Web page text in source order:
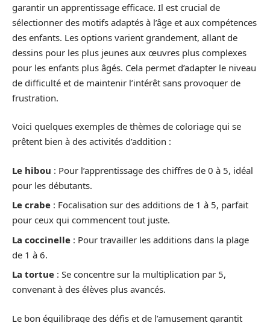
garantir un apprentissage efficace. Il est crucial de
sélectionner des motifs adaptés à l’âge et aux compétences
des enfants. Les options varient grandement, allant de
dessins pour les plus jeunes aux œuvres plus complexes
pour les enfants plus âgés. Cela permet d’adapter le niveau
de difficulté et de maintenir l’intérêt sans provoquer de
frustration.
Voici quelques exemples de thèmes de coloriage qui se
prêtent bien à des activités d’addition :
Le hibou : Pour l’apprentissage des chiffres de 0 à 5, idéal
pour les débutants.
Le crabe : Focalisation sur des additions de 1 à 5, parfait
pour ceux qui commencent tout juste.
La coccinelle : Pour travailler les additions dans la plage
de 1 à 6.
La tortue : Se concentre sur la multiplication par 5,
convenant à des élèves plus avancés.
Le bon équilibrage des défis et de l’amusement garantit